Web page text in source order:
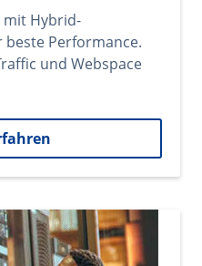
mit Hybrid-
beste Performance.
und Webspace